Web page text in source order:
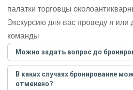
палатки торговцы
Экскурсию для вас проведу я или
команды
Можно задать вопрос до
Достаточно перейти по ссылке
написать гиду. Платить при этом не
согласуйте с гидом интересующие
В каких случаях бронирование
отменено?